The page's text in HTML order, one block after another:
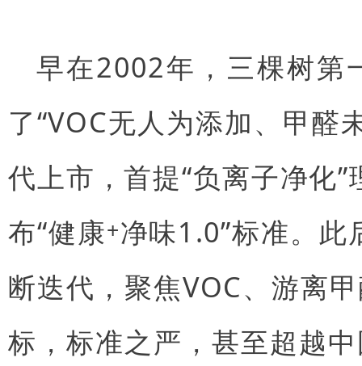
早在2002年，三棵树第
了“VOC无人为添加、甲醛
代上市，首提“负离子净化
布“健康+净味1.0”标准。此
断迭代，聚焦VOC、游离
标，标准之严，甚至超越